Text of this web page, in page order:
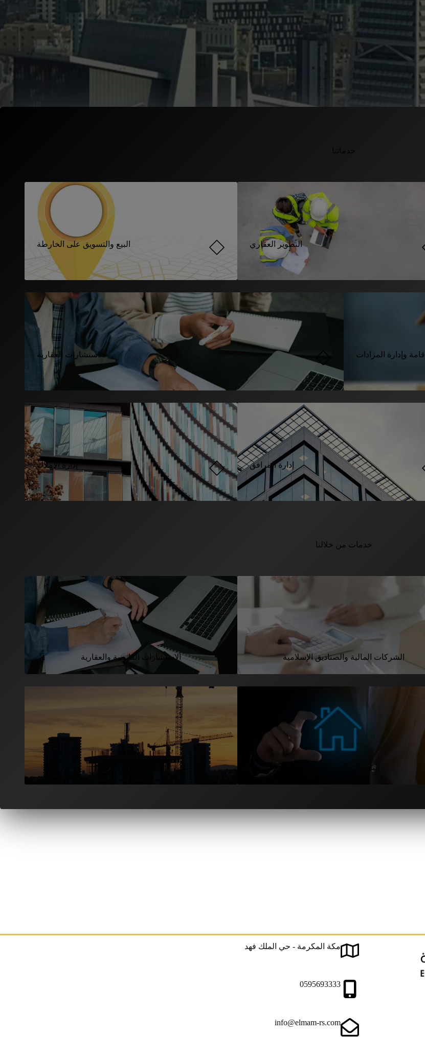
التطوير العقاري البيع والتسويق على الخارطة
إقامة وإدارة المزادات الاستشارات العقارية
إدارة المرافق إدارة الأملاك
خدمات من خلالنا
الشركات المالية والصناديق الإسلامية الاستشارات القانونية والعقارية
التسجيل العيني للعقار المقاولات والانشاءات
مكة المكرمة - حي الملك فهد
0595693333
info@elmam-rs.com